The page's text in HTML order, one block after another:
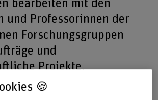
bearbeiten mit den
und Professorinnen der
Forschungsgruppen
und
Projekte.
🍪